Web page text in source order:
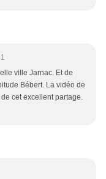
ville Jarnac. Et de
Bébert. La vidéo de
cet excellent partage.